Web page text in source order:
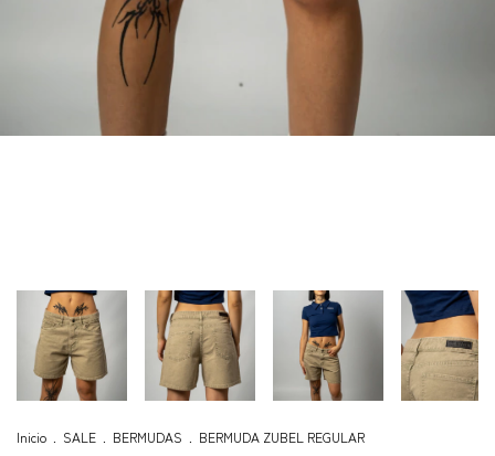
Inicio SALE BERMUDAS BERMUDA ZUBEL REGULAR